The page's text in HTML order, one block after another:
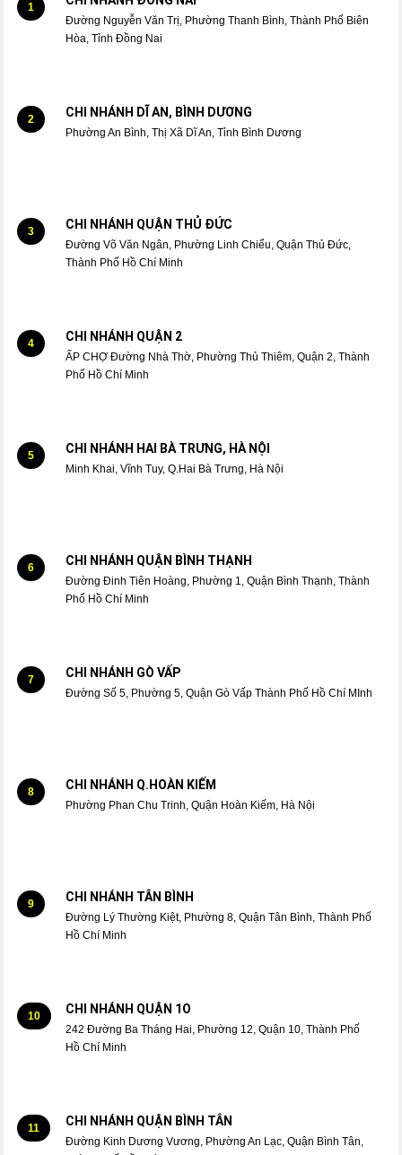
1
Đường Nguyễn Văn Trị, Phường Thanh Bình, Thành Phố Biên
Hòa, Tỉnh Đồng Nai
2 CHI NHÁNH DĨ AN, BÌNH DƯƠNG
Phường An Bình, Thị Xã Dĩ An, Tỉnh Bình Dương
3 CHI NHÁNH QUẬN THỦ ĐỨC
Đường Võ Văn Ngân, Phường Linh Chiểu, Quận Thủ Đức,
Thành Phố Hồ Chí Minh
4 CHI NHÁNH QUẬN 2
ẤP CHỢ Đường Nhà Thờ, Phường Thủ Thiêm, Quận 2, Thành
Phố Hồ Chí Minh
5 CHI NHÁNH HAI BÀ TRƯNG, HÀ NỘI
Minh Khai, Vĩnh Tuy, Q.Hai Bà Trưng, Hà Nội
6 CHI NHÁNH QUẬN BÌNH THẠNH
Đường Đinh Tiên Hoàng, Phường 1, Quận Bình Thạnh, Thành
Phố Hồ Chí Minh
7 CHI NHÁNH GÒ VẤP
Đường Số 5, Phường 5, Quận Gò Vấp Thành Phố Hồ Chí MInh
8 CHI NHÁNH Q.HOÀN KIẾM
Phường Phan Chu Trinh, Quận Hoàn Kiếm, Hà Nội
9 CHI NHÁNH TÂN BÌNH
Đường Lý Thường Kiệt, Phường 8, Quận Tân Bình, Thành Phố
Hồ Chí Minh
10 CHI NHÁNH QUẬN 1O
242 Đường Ba Tháng Hai, Phường 12, Quận 10, Thành Phố
Hồ Chí Minh
11 CHI NHÁNH QUẬN BÌNH TÂN
Đường Kinh Dương Vương, Phường An Lạc, Quận Bình Tân,